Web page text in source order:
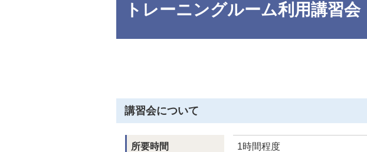
トレーニングルーム利用講習会
講習会について
所要時間 1時間程度